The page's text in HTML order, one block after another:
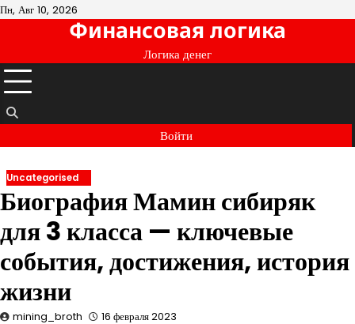
Перейти
Пн, Авг 10, 2026
Финансовая логика
Логика денег
Войти
Uncategorised
Биография Мамин сибиряк
для 3 класса — ключевые
события, достижения, история
жизни
mining_broth 16 февраля 2023